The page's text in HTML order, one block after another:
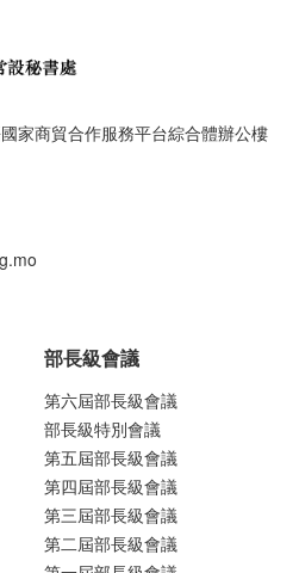
家商貿合作服務平台綜合體辦公樓
部長級會議
第六屆部長級會議
部長級特別會議
第五屆部長級會議
第四屆部長級會議
第三屆部長級會議
第二屆部長級會議